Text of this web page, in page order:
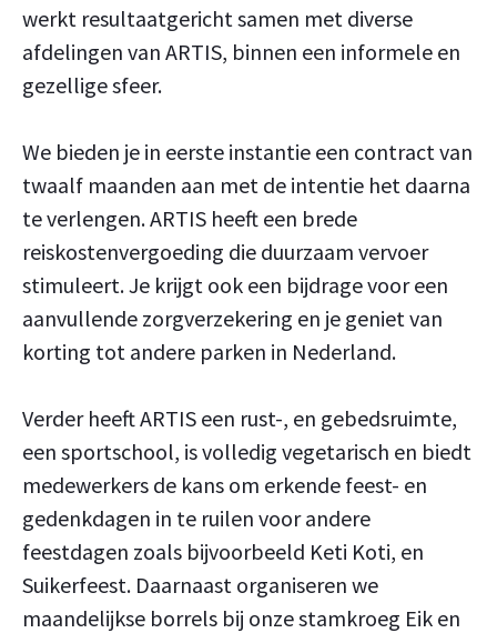
werkt resultaatgericht samen met diverse
afdelingen van ARTIS, binnen een informele en
gezellige sfeer.
We bieden je in eerste instantie een contract van
twaalf maanden aan met de intentie het daarna
te verlengen. ARTIS heeft een brede
reiskostenvergoeding die duurzaam vervoer
stimuleert. Je krijgt ook een bijdrage voor een
aanvullende zorgverzekering en je geniet van
korting tot andere parken in Nederland.
Verder heeft ARTIS een rust-, en gebedsruimte,
een sportschool, is volledig vegetarisch en biedt
medewerkers de kans om erkende feest- en
gedenkdagen in te ruilen voor andere
feestdagen zoals bijvoorbeeld Keti Koti, en
Suikerfeest. Daarnaast organiseren we
maandelijkse borrels bij onze stamkroeg Eik en